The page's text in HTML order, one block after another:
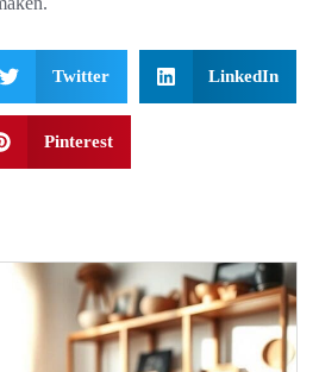
Twitter LinkedIn
Pinterest